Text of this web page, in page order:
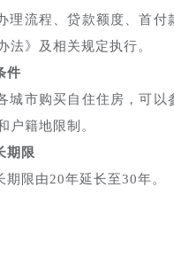
理流程、贷款额度、首
法》及相关规定执行。
件
城市购买自住住房，可
户籍地限制。
期限
限由20年延长至30年。